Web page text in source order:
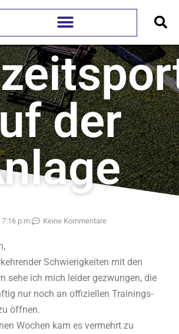
der
7:16 p.m. Keine Kommentare
Schwierigkeiten mit den
sehe ich mich leider gezwungen, die
nur noch an offiziellen Trainings-
öffnen.
Wochen kam es vermehrt zu